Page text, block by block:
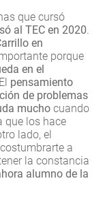
que cursó
al TEC en 2020.
en
porque
en el
pensamiento
de problemas
mucho cuando
que los hace
lado, el
a
la constancia
alumno de la